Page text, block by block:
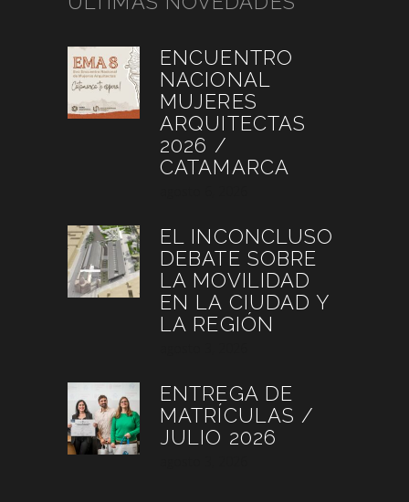
ENCUENTRO
NACIONAL
MUJERES
ARQUITECTAS
2026 /
CATAMARCA
EL INCONCLUSO
DEBATE SOBRE
LA MOVILIDAD
EN LA CIUDAD Y
LA REGIÓN
ENTREGA DE
MATRÍCULAS /
JULIO 2026